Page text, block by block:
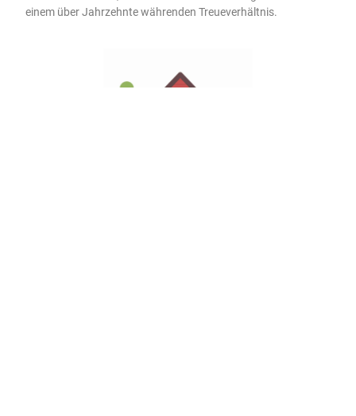
einem über Jahrzehnte währenden Treueverhältnis.